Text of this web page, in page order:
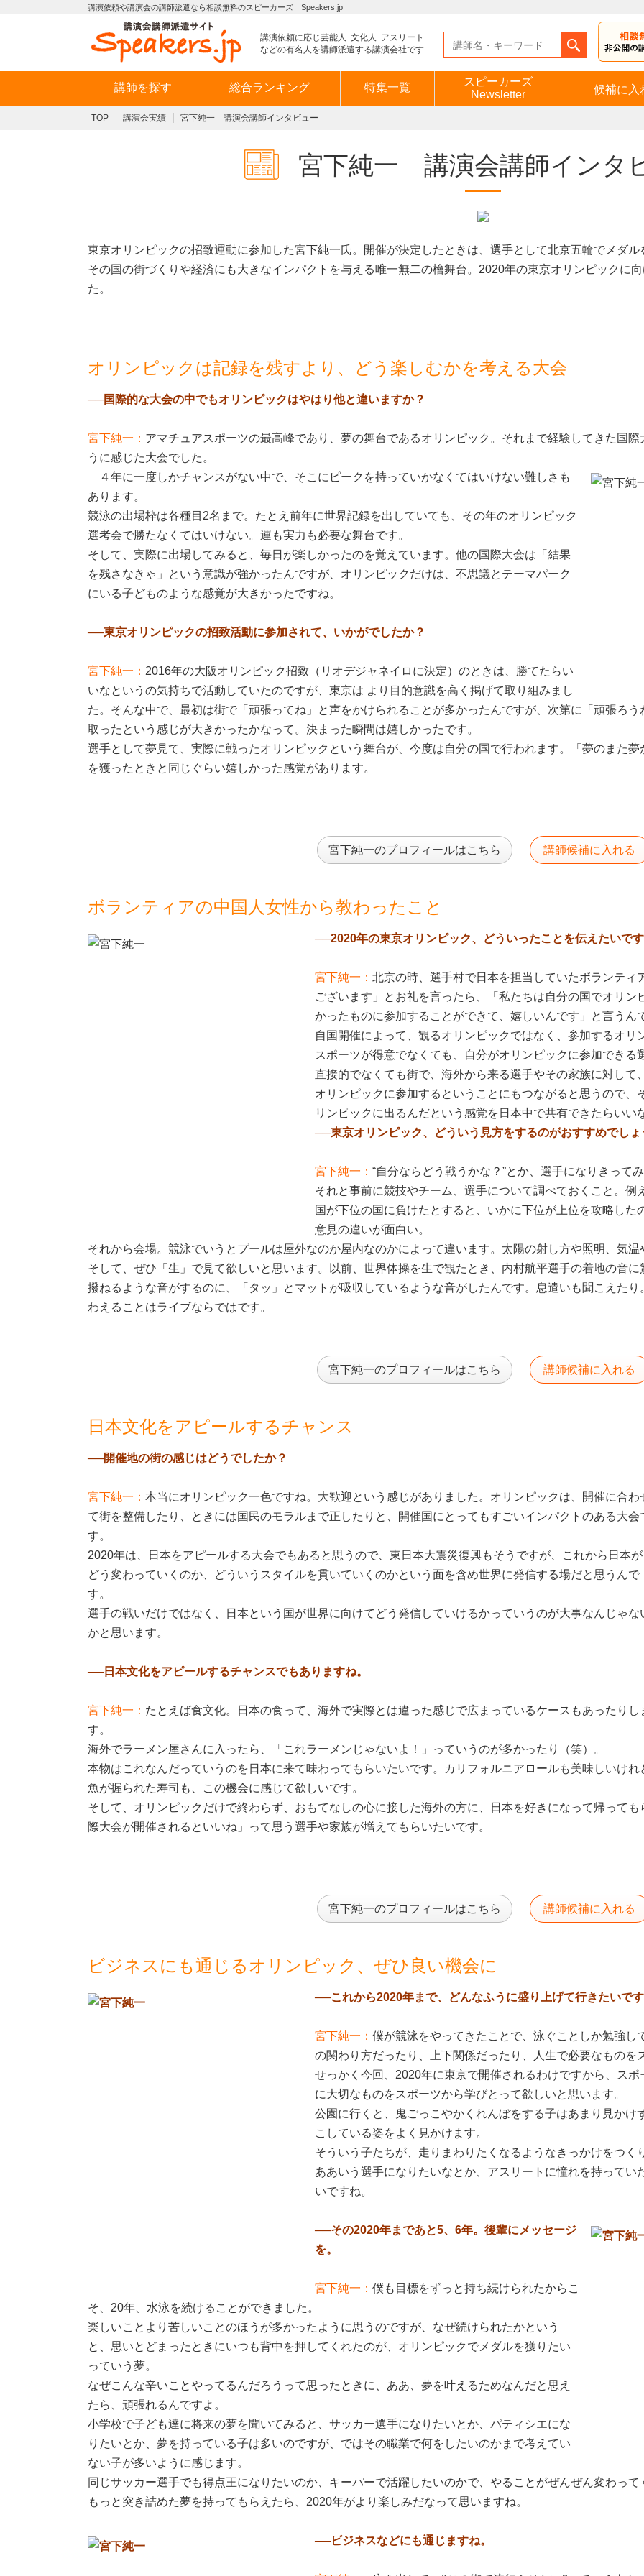
講演依頼や講演会の講師派遣なら相談無料のスピーカーズ Speakers.jp
講演依頼に応じ芸能人･文化人･アスリート
などの有名人を講師派遣する講演会社です
講師を探す 総合ランキング 特集一覧
スピーカーズ
Newsletter
候補に入
TOP 講演会実績 宮下純一 講演会講師インタビュー
宮下純一 講演会講師インタ
東京オリンピックの招致運動に参加した宮下純一氏。開催が決定したときは、選手として北京五輪でメダ
その国の街づくりや経済にも大きなインパクトを与える唯一無二の檜舞台。2020年の東京オリンピックに
た。
オリンピックは記録を残すより、どう楽しむかを考える大会
──国際的な大会の中でもオリンピックはやはり他と違いますか？
宮下純一： アマチュアスポーツの最高峰であり、夢の舞台であるオリンピック。それまで経験してきた国
うに感じた大会でした。
４年に一度しかチャンスがない中で、そこにピークを持っていかなくてはいけない難しさも
あります。
競泳の出場枠は各種目2名まで。たとえ前年に世界記録を出していても、その年のオリンピック
選考会で勝たなくてはいけない。運も実力も必要な舞台です。
そして、実際に出場してみると、毎日が楽しかったのを覚えています。他の国際大会は「結果
を残さなきゃ」という意識が強かったんですが、オリンピックだけは、不思議とテーマパーク
にいる子どものような感覚が大きかったですね。
──東京オリンピックの招致活動に参加されて、いかがでしたか？
宮下純一： 2016年の大阪オリンピック招致（リオデジャネイロに決定）のときは、勝てたらい
いなというの気持ちで活動していたのですが、東京は より目的意識を高く掲げて取り組みまし
た。そんな中で、最初は街で「頑張ってね」と声をかけられることが多かったんですが、次第に「頑張ろ
取ったという感じが大きかったかなって。決まった瞬間は嬉しかったです。
選手として夢見て、実際に戦ったオリンピックという舞台が、今度は自分の国で行われます。「夢のまた
を獲ったときと同じぐらい嬉しかった感覚があります。
宮下純一のプロフィールはこちら 講師候補に入れる
ボランティアの中国人女性から教わったこと
──2020年の東京オリンピック、どういったことを伝えたいで
宮下純一： 北京の時、選手村で日本を担当していたボランテ
ございます」とお礼を言ったら、「私たちは自分の国でオリ
かったものに参加することができて、嬉しいんです」と言うん
自国開催によって、観るオリンピックではなく、参加するオ
スポーツが得意でなくても、自分がオリンピックに参加でき
直接的でなくても街で、海外から来る選手やその家族に対し
オリンピックに参加するということにもつながると思うので
リンピックに出るんだという感覚を日本中で共有できたらいい
──東京オリンピック、どういう見方をするのがおすすめでしょ
宮下純一： “自分ならどう戦うかな？”とか、選手になりきって
それと事前に競技やチーム、選手について調べておくこと。
国が下位の国に負けたとすると、いかに下位が上位を攻略し
意見の違いが面白い。
それから会場。競泳でいうとプールは屋外なのか屋内なのかによって違います。太陽の射し方や照明、気
そして、ぜひ「生」で見て欲しいと思います。以前、世界体操を生で観たとき、内村航平選手の着地の音
撥ねるような音がするのに、「タッ」とマットが吸収しているような音がしたんです。息遣いも聞こえた
わえることはライブならではです。
宮下純一のプロフィールはこちら 講師候補に入れる
日本文化をアピールするチャンス
──開催地の街の感じはどうでしたか？
宮下純一： 本当にオリンピック一色ですね。大歓迎という感じがありました。オリンピックは、開催に合わ
て街を整備したり、ときには国民のモラルまで正したりと、開催国にとってもすごいインパクトのある大会
す。
2020年は、日本をアピールする大会でもあると思うので、東日本大震災復興もそうですが、これから日本が
どう変わっていくのか、どういうスタイルを貫いていくのかという面を含め世界に発信する場だと思うんで
す。
選手の戦いだけではなく、日本という国が世界に向けてどう発信していけるかっていうのが大事なんじゃな
かと思います。
──日本文化をアピールするチャンスでもありますね。
宮下純一： たとえば食文化。日本の食って、海外で実際とは違った感じで広まっているケースもあったりし
す。
海外でラーメン屋さんに入ったら、「これラーメンじゃないよ！」っていうのが多かったり（笑）。
本物はこれなんだっていうのを日本に来て味わってもらいたいです。カリフォルニアロールも美味しいけ
魚が握られた寿司も、この機会に感じて欲しいです。
そして、オリンピックだけで終わらず、おもてなしの心に接した海外の方に、日本を好きになって帰って
際大会が開催されるといいね」って思う選手や家族が増えてもらいたいです。
宮下純一のプロフィールはこちら 講師候補に入れる
ビジネスにも通じるオリンピック、ぜひ良い機会に
──これから2020年まで、どんなふうに盛り上げて行きたいで
宮下純一： 僕が競泳をやってきたことで、泳ぐことしか勉強
の関わり方だったり、上下関係だったり、人生で必要なもの
せっかく今回、2020年に東京で開催されるわけですから、ス
に大切なものをスポーツから学びとって欲しいと思います。
公園に行くと、鬼ごっこやかくれんぼをする子はあまり見か
こしている姿をよく見かけます。
そういう子たちが、走りまわりたくなるようなきっかけをつく
ああいう選手になりたいなとか、アスリートに憧れを持って
いですね。
──その2020年まであと5、6年。後輩にメッセージ
を。
宮下純一： 僕も目標をずっと持ち続けられたからこ
そ、20年、水泳を続けることができました。
楽しいことより苦しいことのほうが多かったように思うのですが、なぜ続けられたかという
と、思いとどまったときにいつも背中を押してくれたのが、オリンピックでメダルを獲りたい
っていう夢。
なぜこんな辛いことやってるんだろうって思ったときに、ああ、夢を叶えるためなんだと思え
たら、頑張れるんですよ。
小学校で子ども達に将来の夢を聞いてみると、サッカー選手になりたいとか、パティシエにな
りたいとか、夢を持っている子は多いのですが、ではその職業で何をしたいのかまで考えてい
ない子が多いように感じます。
同じサッカー選手でも得点王になりたいのか、キーパーで活躍したいのかで、やることがぜんぜん変わって
もっと突き詰めた夢を持ってもらえたら、2020年がより楽しみだなって思いますね。
──ビジネスなどにも通じますね。